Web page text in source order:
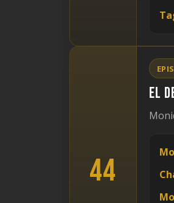
44
El